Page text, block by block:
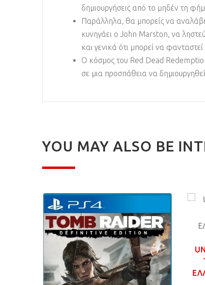
δημιουργήσεις από το μηδέν τη
Παράλληλα, θα μπορείς να
κυνηγάει ο John Marston, να
και γενικά ότι μπορεί να
Ο κόσμος του Red Dead
σε μια προσπάθεια να
YOU MAY ALSO BE